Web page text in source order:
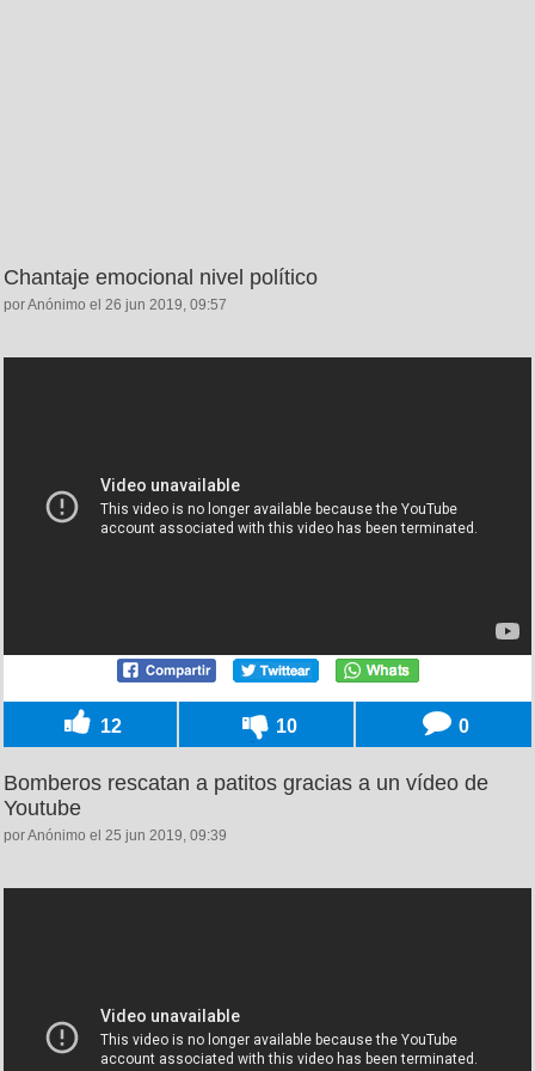
Chantaje emocional nivel político
por Anónimo el 26 jun 2019, 09:57
12 10 0
Bomberos rescatan a patitos gracias a un vídeo de
Youtube
por Anónimo el 25 jun 2019, 09:39